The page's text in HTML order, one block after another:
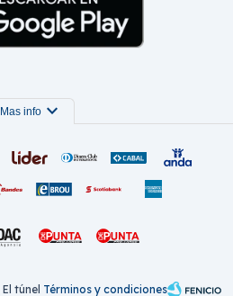
Mas info expand_more
túnel Términos y condiciones